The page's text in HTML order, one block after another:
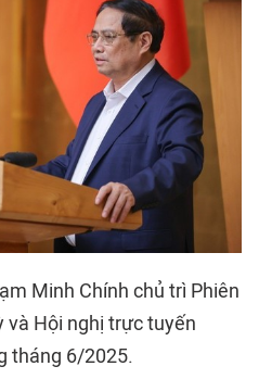
Minh Chính chủ trì Phiên
và Hội nghị trực tuyến
tháng 6/2025.